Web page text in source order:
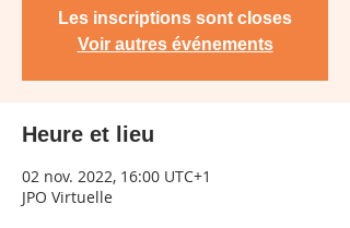
Les inscriptions sont closes
Voir autres événements
Heure et lieu
02 nov. 2022, 16:00 UTC+1
JPO Virtuelle